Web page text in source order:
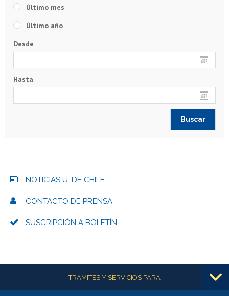
Último mes
Último año
Desde
Hasta
NOTICIAS U. DE CHILE
CONTACTO DE PRENSA
SUSCRIPCIÓN A BOLETÍN
Más informaciónTRÁMITES Y SERVICIOS PARA